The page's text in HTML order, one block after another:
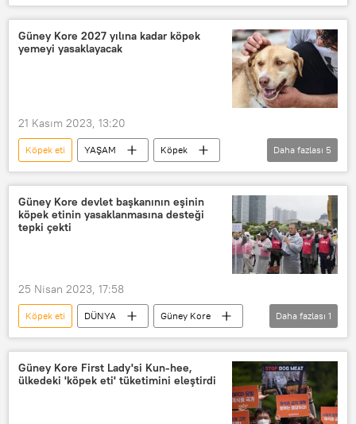
Et
Bursa Gıda
Güney Kore 2027 yılına kadar köpek
yemeyi yasaklayacak
21 Kasım 2023, 13:20
Köpek eti YAŞAM
Köpek
Kore
Güney Kore
Protesto
Hayvan hakları
Aktivist
Daha fazlası 5
Güney Kore devlet başkanının eşinin
köpek etinin yasaklanmasına desteği
tepki çekti
25 Nisan 2023, 17:58
Köpek eti DÜNYA
Güney Kore
Köpek
Daha fazlası 1
Güney Kore First Lady'si Kun-hee,
ülkedeki 'köpek eti' tüketimini eleştirdi